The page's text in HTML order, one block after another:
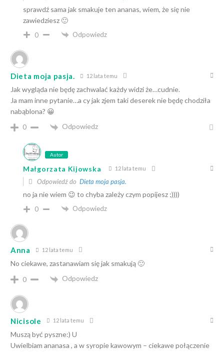
sprawdź sama jak smakuje ten ananas, wiem, że się nie
zawiedziesz 🙂
0 Odpowiedz
Dieta moja pasja. 12 lata temu
Jak wygląda nie będę zachwalać każdy widzi że…cudnie.
Ja mam inne pytanie…a cy jak zjem taki deserek nie będę chodziła
nabąblona? 😀
0
Odpowiedz
Autor
Małgorzata Kijowska 12 lata temu
Odpowiedź do Dieta moja pasja.
no ja nie wiem 😉 to chyba zależy czym popijesz ;))))
0 Odpowiedz
Anna 12 lata temu
No ciekawe, zastanawiam się jak smakują 🙂
0
Odpowiedz
Nicisole 12 lata temu
Muszą być pyszne:) U
Uwielbiam ananasa , a w syropie kawowym – ciekawe połączenie